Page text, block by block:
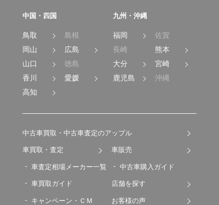
中国・四国
鳥取
島根
岡山
広島
山口
徳島
香川
愛媛
高知
九州・沖縄
福岡
佐賀
長崎
熊本
大分
宮崎
鹿児島
沖縄
中古車買取・中古車査定のアップル
車買取・査定
車査定相場メーカー一覧
車買取ガイド
キャンペーン・ＣＭ
車販売
中古車購入ガイド
店舗を探す
お客様の声